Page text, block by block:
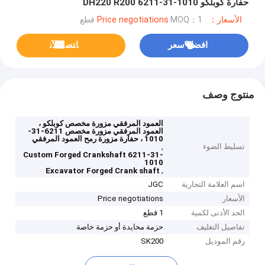
حفارة كوبلكو DH220 R200 6211-31-1010
الأسعار：Price negotiations MOQ：1 قطع
افضل سعر ﺎﺘﺼﻟ ﺍﻶﻧ
منتوج وصف
تسليط الضوء
العمود المرفقي مزورة مخصص كوبلكو ،
العمود المرفقي مزورة مخصص 6211-31-
1010 ، حفارة مزورة رمح العمود المرفقي
,
Custom Forged Crankshaft 6211-31-
1010
,
Excavator Forged Crank shaft
اسم العلامة التجارية
JGC
الأسعار
Price negotiations
الحد الأدنى لكمية
1 قطع
تفاصيل التغليف
حزمة محايدة أو حزمة خاصة
رقم الموديل
SK200